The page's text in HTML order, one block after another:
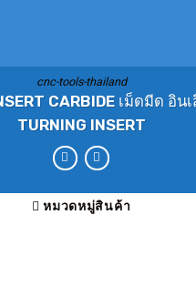
cnc-tools-thailand
CARBIDE เม็ดมีด อิน
TURNING INSERT
หมวดหมู่สินค้า